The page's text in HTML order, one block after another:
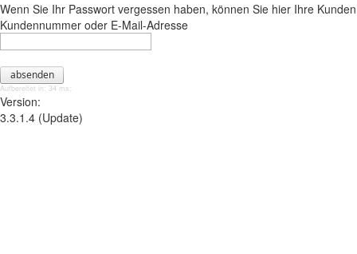
Wenn Sie Ihr Passwort vergessen haben, können Sie hier Ihre
Kundennummer oder E-Mail-Adresse
Aufbereitet in: 34 ms;
Version:
3.3.1.4 (Update)